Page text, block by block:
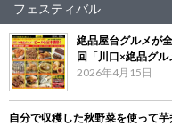
フェスティバル
絶品屋台グルメが
回「川口×絶品グ
2026年4月15日
自分で収穫した秋野菜を使って